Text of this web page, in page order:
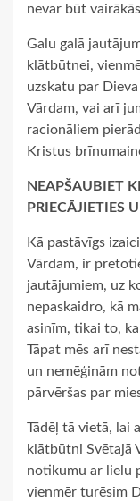
nevar būt
Galu galā
klātbūtnei,
uzskatu par
Vārdam, vai arī
racionāliem
Kristus
NEAPŠAUBIET
PRIECĀJIETIES
Kā pastāvīgs
Vārdam, ir
jautājumiem, uz
nepaskaidro, kā
asinīm, tikai to, ka
Tāpat mēs arī
un nemēģinām
pārvēršas par
Tādēļ tā vietā, lai
klātbūtni Svētajā
notikumu ar lielu
vienmēr turēsim